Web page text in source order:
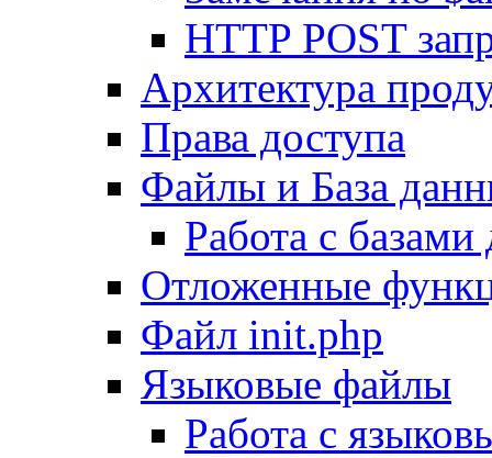
HTTP POST
Архитектура
Права доступа
Файлы и База
Работа с
Отложенные
Файл init.php
Языковые файлы
Работа с